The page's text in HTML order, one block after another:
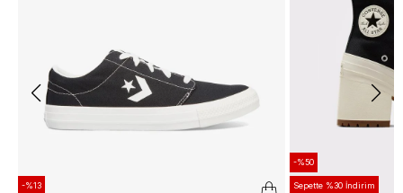
-%13
-%50
Sepette %30 İndirim